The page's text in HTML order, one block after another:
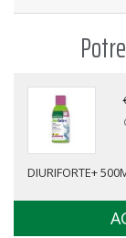
DIURIFORTE+